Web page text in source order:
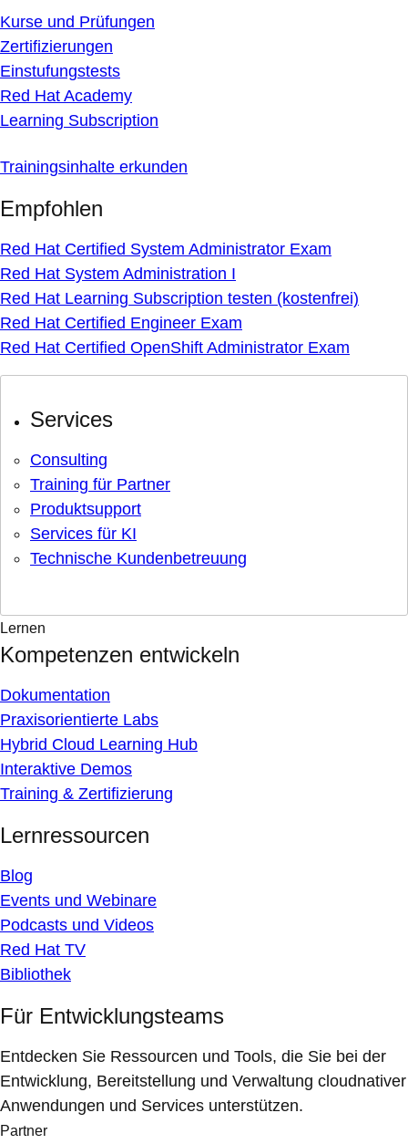
Kurse und Prüfungen
Zertifizierungen
Einstufungstests
Red Hat Academy
Learning Subscription
Trainingsinhalte erkunden
Empfohlen
Red Hat Certified System Administrator Exam
Red Hat System Administration I
Red Hat Learning Subscription testen (kostenfrei)
Red Hat Certified Engineer Exam
Red Hat Certified OpenShift Administrator Exam
Services
Consulting
Training für Partner
Produktsupport
Services für KI
Technische Kundenbetreuung
Lernen
Kompetenzen entwickeln
Dokumentation
Praxisorientierte Labs
Hybrid Cloud Learning Hub
Interaktive Demos
Training & Zertifizierung
Lernressourcen
Blog
Events und Webinare
Podcasts und Videos
Red Hat TV
Bibliothek
Für Entwicklungsteams
Entdecken Sie Ressourcen und Tools, die Sie bei der
Entwicklung, Bereitstellung und Verwaltung cloudnativer
Anwendungen und Services unterstützen.
Partner